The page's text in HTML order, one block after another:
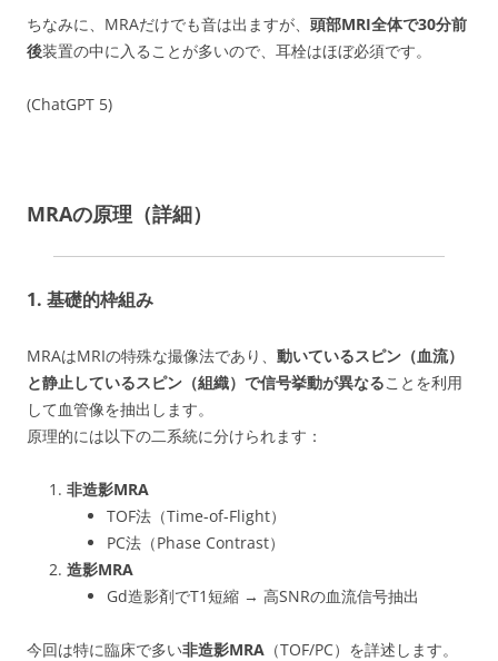
ちなみに、MRAだけでも音は出ますが、 頭部MRI全体で30分前
後装置の中に入ることが多いので、耳栓はほぼ必須です。
(ChatGPT 5)
MRAの原理（詳細）
1. 基礎的枠組み
MRAはMRIの特殊な撮像法であり、 動いているスピン（血流）
と静止しているスピン（組織）で信号挙動が異なることを利用
して血管像を抽出します。
原理的には以下の二系統に分けられます：
非造影MRA
TOF法（Time-of-Flight）
PC法（Phase Contrast）
造影MRA
Gd造影剤でT1短縮 → 高SNRの血流信号抽出
今回は特に臨床で多い非造影MRA （TOF/PC）を詳述します。